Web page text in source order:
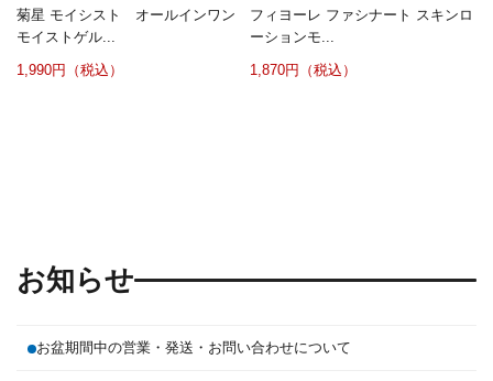
菊星 モイシスト オールインワン
モイストゲル...
1,990円（税込）
フィヨーレ ファシナート スキンロ
ーションモ...
1,870円（税込）
お知らせ
お盆期間中の営業・発送・お問い合わせについて